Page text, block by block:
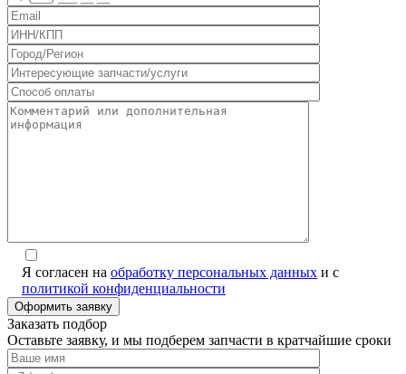
Я согласен на обработку персональных данных и с
политикой конфиденциальности
Заказать подбор
Оставьте заявку, и мы подберем запчасти в кратчайшие сроки